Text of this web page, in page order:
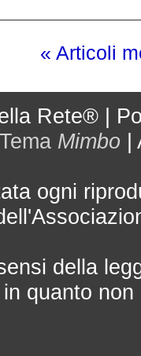
« Articoli
Rete® |
Tema Mimbo |
ogni
della
quanto